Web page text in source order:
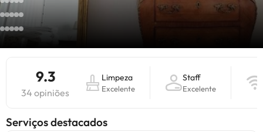
9.3
34 opiniões
Limpeza
Excelente
Staff
Excelente
Serviços destacados